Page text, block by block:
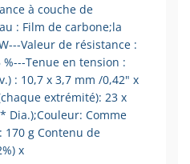
à couche de
: Film de carbone;la
Valeur de résistance :
Tenue en tension :
: 10,7 x 3,7 mm /0,42" x
extrémité): 23 x
Dia.);Couleur: Comme
170 g Contenu de
x